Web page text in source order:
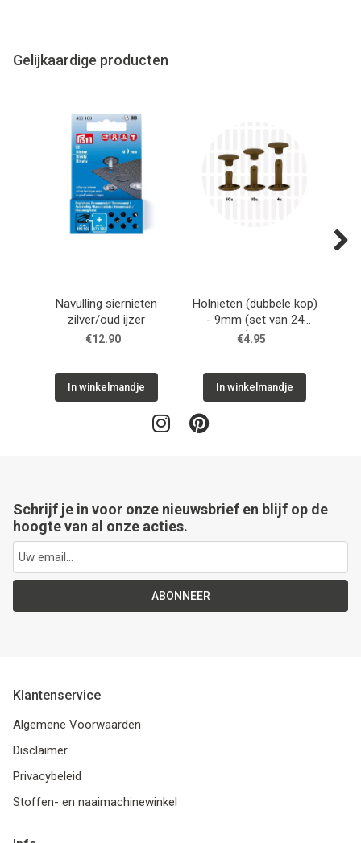
Gelijkaardige producten
Navulling siernieten
zilver/oud ijzer
€12.90
In winkelmandje
Holnieten (dubbele kop)
- 9mm (set van 24
stuks) - Brons
€4.95
In winkelmandje
Schrijf je in voor onze nieuwsbrief en blijf op de
hoogte van al onze acties.
ABONNEER
Klantenservice
Algemene Voorwaarden
Disclaimer
Privacybeleid
Stoffen- en naaimachinewinkel